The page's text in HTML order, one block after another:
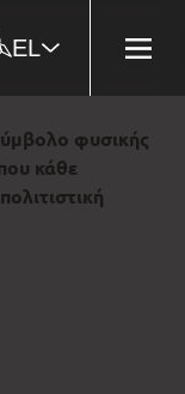
EL
φυσικής
κάθε